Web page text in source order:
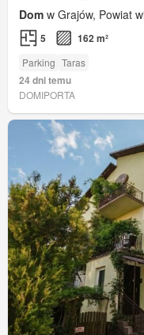
Dom w Grajów, Powiat
5 162 m²
Parking Taras
24 dni temu
DOMIPORTA